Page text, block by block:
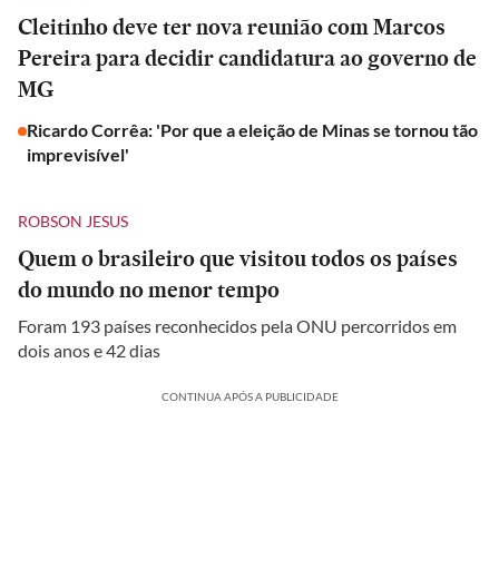
Cleitinho deve ter nova reunião com Marcos
Pereira para decidir candidatura ao governo de
MG
Ricardo Corrêa: 'Por que a eleição de Minas se tornou tão
imprevisível'
ROBSON JESUS
Quem o brasileiro que visitou todos os países
do mundo no menor tempo
Foram 193 países reconhecidos pela ONU percorridos em
dois anos e 42 dias
CONTINUA APÓS A PUBLICIDADE